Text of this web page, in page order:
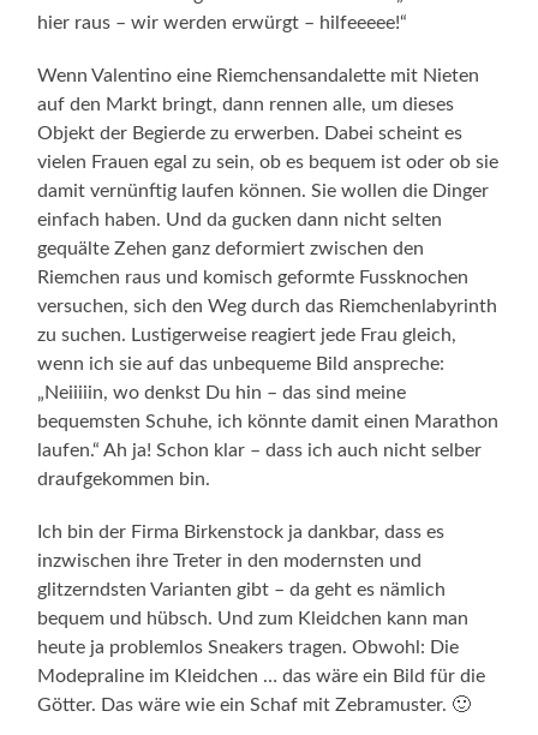
hier raus – wir werden erwürgt – hilfeeeee!“
Wenn Valentino eine Riemchensandalette mit Nieten
auf den Markt bringt, dann rennen alle, um dieses
Objekt der Begierde zu erwerben. Dabei scheint es
vielen Frauen egal zu sein, ob es bequem ist oder ob sie
damit vernünftig laufen können. Sie wollen die Dinger
einfach haben. Und da gucken dann nicht selten
gequälte Zehen ganz deformiert zwischen den
Riemchen raus und komisch geformte Fussknochen
versuchen, sich den Weg durch das Riemchenlabyrinth
zu suchen. Lustigerweise reagiert jede Frau gleich,
wenn ich sie auf das unbequeme Bild anspreche:
„Neiiiiin, wo denkst Du hin – das sind meine
bequemsten Schuhe, ich könnte damit einen Marathon
laufen.“ Ah ja! Schon klar – dass ich auch nicht selber
draufgekommen bin.
Ich bin der Firma Birkenstock ja dankbar, dass es
inzwischen ihre Treter in den modernsten und
glitzerndsten Varianten gibt – da geht es nämlich
bequem und hübsch. Und zum Kleidchen kann man
heute ja problemlos Sneakers tragen. Obwohl: Die
Modepraline im Kleidchen … das wäre ein Bild für die
Götter. Das wäre wie ein Schaf mit Zebramuster. 🙂